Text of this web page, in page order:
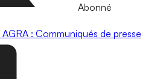
Abonné
AGRA : Communiqués de presse